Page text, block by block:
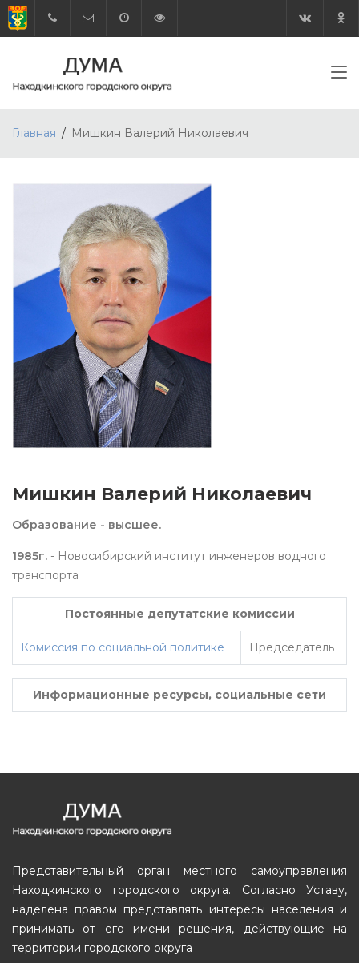
Главная Мишкин Валерий Николаевич
Мишкин Валерий Николаевич
Образование - высшее.
1985г. - Новосибирский институт инженеров водного
транспорта
Постоянные депутатские комиссии
Комиссия по социальной политике Председатель
Информационные ресурсы, социальные сети
Представительный орган местного самоуправления
Находкинского городского округа. Согласно Уставу,
наделена правом представлять интересы населения и
принимать от его имени решения, действующие на
территории городского округа